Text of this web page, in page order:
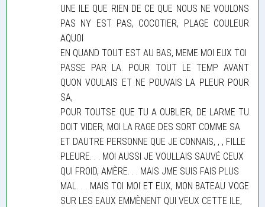
UNE ILE QUE RIEN DE CE QUE NOUS NE VOULONS
PAS NY EST PAS, COCOTIER, PLAGE COULEUR
AQUOI
EN QUAND TOUT EST AU BAS, MEME MOI EUX TOI
PASSE PAR LA. POUR TOUT LE TEMP AVANT
QUON VOULAIS ET NE POUVAIS LA PLEUR POUR
SA,
POUR TOUTSE QUE TU A OUBLIER, DE LARME TU
DOIT VIDER, MOI LA RAGE DES SORT COMME SA
ET DAUTRE PERSONNE QUE JE CONNAIS, , , FILLE
PLEURE. . . MOI AUSSI JE VOULLAIS SAUVÉ CEUX
QUI FROID, AMÈRE. . . MAIS JME SUIS FAIS PLUS
MAL. . . MAIS TOI MOI ET EUX, MON BATEAU VOGE
SUR LES EAUX EMMÈNENT QUI VEUX CETTE ILE,